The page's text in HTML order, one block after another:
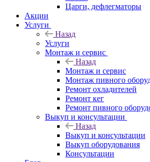
Царги, дефлегматоры
Акции
Услуги
Назад
Услуги
Монтаж и сервис
Назад
Монтаж и сервис
Монтаж пивного
Ремонт охладителей
Ремонт кег
Ремонт пивного
Выкуп и консультации
Назад
Выкуп и консультации
Выкуп оборудования
Консультации